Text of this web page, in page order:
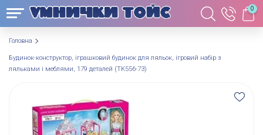
0
Головна
Будинок-конструктор, іграшковий будинок для ляльок, ігровий набір з
ляльками і меблями, 179 деталей (TK556-73)